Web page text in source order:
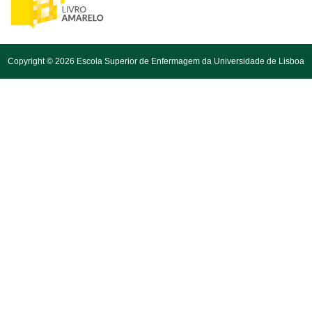
Copyright © 2026 Escola Superior de Enfermagem da Universidade de Lisboa